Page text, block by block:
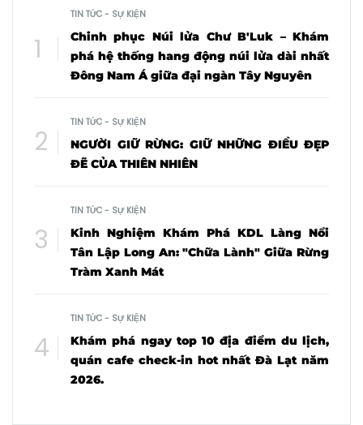
TIN TỨC - SỰ KIỆN
Chinh phục Núi lửa Chư B'Luk – Khám
phá hệ thống hang động núi lửa dài nhất
Đông Nam Á giữa đại ngàn Tây Nguyên
TIN TỨC - SỰ KIỆN
NGƯỜI GIỮ RỪNG: GIỮ NHỮNG ĐIỀU ĐẸP
ĐẼ CỦA THIÊN NHIÊN
TIN TỨC - SỰ KIỆN
Kinh Nghiệm Khám Phá KDL Làng Nổi
Tân Lập Long An: "Chữa Lành" Giữa Rừng
Tràm Xanh Mát
TIN TỨC - SỰ KIỆN
Khám phá ngay top 10 địa điểm du lịch,
quán cafe check-in hot nhất Đà Lạt năm
2026.